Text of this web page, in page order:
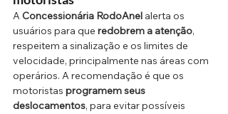
A Concessionária RodoAnel alerta os
usuários para que redobrem a atenção,
respeitem a sinalização e os limites de
velocidade, principalmente nas áreas com
operários. A recomendação é que os
motoristas programem seus
deslocamentos, para evitar possíveis